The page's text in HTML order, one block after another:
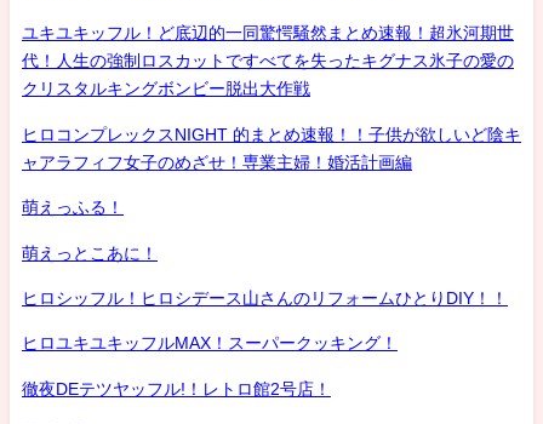
ユキユキッフル！ど底辺的一同驚愕騒然まとめ速報！超氷河期世
代！人生の強制ロスカットですべてを失ったキグナス氷子の愛の
クリスタルキングボンビー脱出大作戦
ヒロコンプレックスNIGHT 的まとめ速報！！子供が欲しいど陰キ
ャアラフィフ女子のめざせ！専業主婦！婚活計画編
萌えっふる！
萌えっとこあに！
ヒロシッフル！ヒロシデース山さんのリフォームひとりDIY！！
ヒロユキユキッフルMAX！スーパークッキング！
徹夜DEテツヤッフル!！レトロ館2号店！